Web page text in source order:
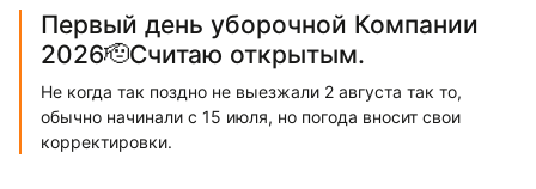
Первый день уборочной Компании
2026🫡Считаю открытым.
Не когда так поздно не выезжали 2 августа так то,
обычно начинали с 15 июля, но погода вносит свои
корректировки.